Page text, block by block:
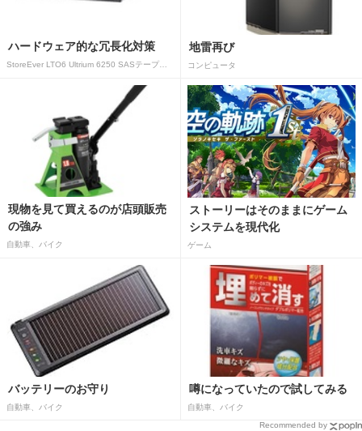
ハードウェア的な冗長化対策
StoreEver LTO6 Ultrium 6250 SASテープドライブ(内蔵型)
地雷再び
コンピュータ
現物を見て買えるのが店頭販売
の強み
自動車、バイク
ストーリーはそのままにゲーム
システムを現代化
ゲーム
バッテリーのお守り
自動車、バイク
噂になっていたので試してみる
自動車、バイク
Recommended by